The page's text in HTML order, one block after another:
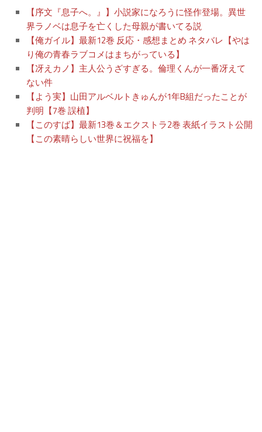
【序文『息子へ。』】小説家になろうに怪作登場。異世
界ラノベは息子を亡くした母親が書いてる説
【俺ガイル】最新12巻 反応・感想まとめ ネタバレ【やは
り俺の青春ラブコメはまちがっている】
【冴えカノ】主人公うざすぎる。倫理くんが一番冴えて
ない件
【よう実】山田アルベルトきゅんが1年B組だったことが
判明【7巻 誤植】
【このすば】最新13巻＆エクストラ2巻 表紙イラスト公開
【この素晴らしい世界に祝福を】